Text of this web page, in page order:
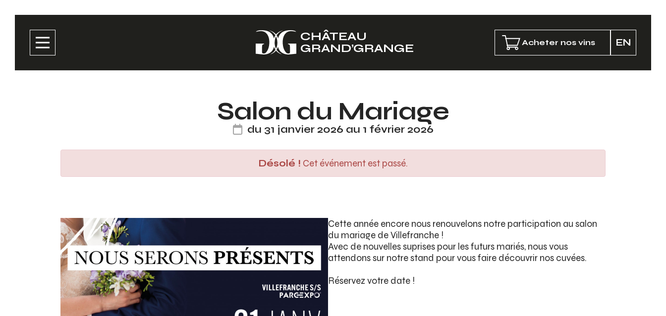
CHÂTEAU
GRAND’GRANGE
Acheter nos vins EN
Salon du Mariage
du 31 janvier 2026 au 1 février 2026
Désolé ! Cet événement est passé.
Cette année encore nous renouvelons notre participation au salon
du mariage de Villefranche !
Avec de nouvelles suprises pour les futurs mariés, nous vous
attendons sur notre stand pour vous faire découvrir nos cuvées.
Réservez votre date !